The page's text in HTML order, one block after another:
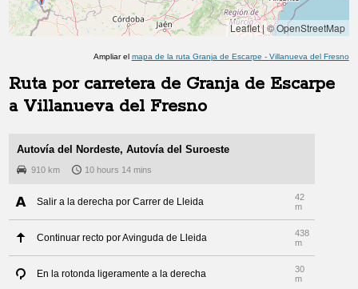
Leaflet|© OpenStreetMap
Ampliar el mapa de la ruta Granja de Escarpe - Villanueva del Fresno
Ruta por carretera de Granja de Escarpe
a Villanueva del Fresno
Autovía del Nordeste, Autovía del Suroeste
910 km 10 hours 14 mins
Salir a la derecha por Carrer de Lleida
42
m
Continuar recto por Avinguda de Lleida
438
m
En la rotonda ligeramente a la derecha
30
m